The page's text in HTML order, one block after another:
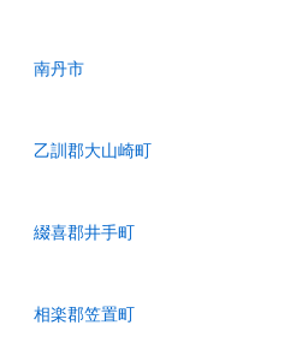
南丹市
乙訓郡大山崎町
綴喜郡井手町
相楽郡笠置町